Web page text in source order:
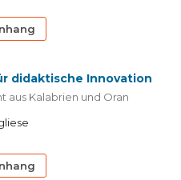
didaktische Innovation
aus Kalabrien und Oran